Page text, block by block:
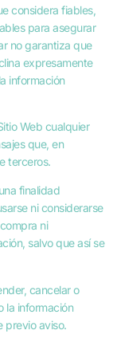
considera fiables,
para asegurar
no garantiza que
expresamente
información
Web cualquier
que, en
terceros.
finalidad
ni considerarse
ni
salvo que así se
cancelar o
la información
previo aviso.